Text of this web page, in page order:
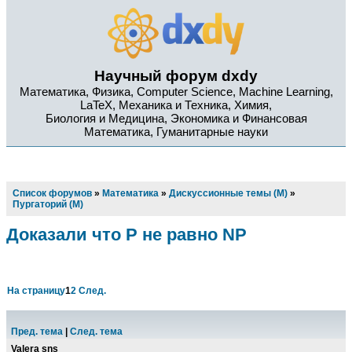
Научный форум dxdy
Математика, Физика, Computer Science, Machine Learning,
LaTeX, Механика и Техника, Химия,
Биология и Медицина, Экономика и Финансовая
Математика, Гуманитарные науки
Список форумов » Математика » Дискуссионные темы (М) »
Пургаторий (М)
Доказали что Р не равно NP
На страницу12 След.
Пред. тема
След. тема
Valera sns